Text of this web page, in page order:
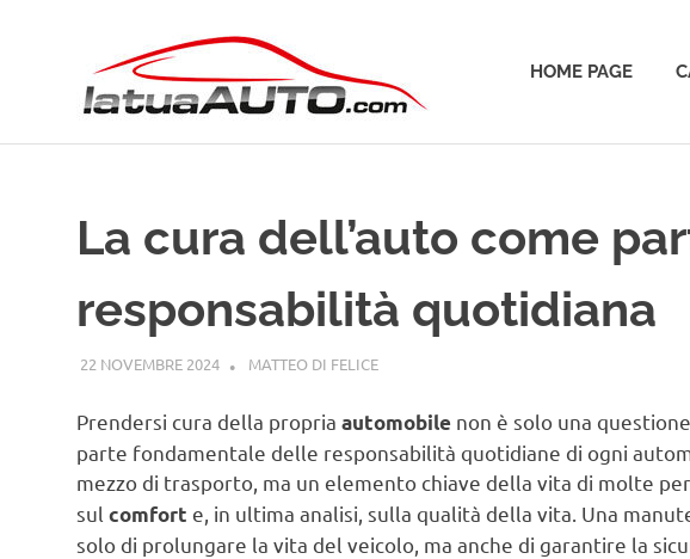
HOME PAGE
La cura dell’auto come
responsabilità quotidiana
22 NOVEMBRE 2024 MATTEO DI FELICEGUIDE
Prendersi cura della propria automobile non è solo una
parte fondamentale delle responsabilità quotidiane di ogni
mezzo di trasporto, ma un elemento chiave della vita di molte
sul comfort e, in ultima analisi, sulla qualità della vita. Una
solo di prolungare la vita del veicolo, ma anche di garantire la